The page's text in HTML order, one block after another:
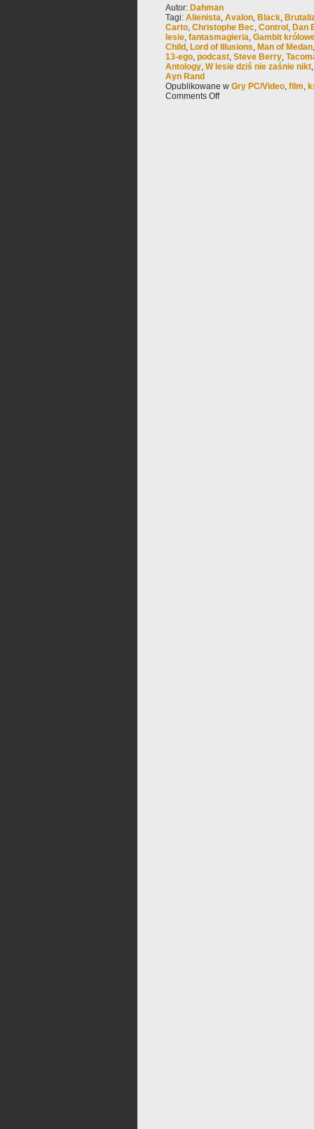
Autor: Dahman
Tagi: Alienista, Avalon, Black,
Carto, Christophe Bec, Control , Dan
lesie, fantasmagieria, Gambit
Child , Lord of Illusions, Man of Medan
13-ego, podcast, Steve Berry,
Antology, W lesie dziś nie zaśnie nikt
Ayn Rand
Opublikowane w Gry PC/Video, film,
Comments Off